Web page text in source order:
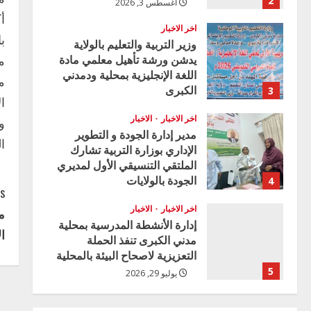
أغسطس 3, 2026
3
اخر الاخبار
وزير التربية والتعليم بالولاية
يدشن ورشة تأهيل معلمي مادة
اللغة الإنجليزية بمحلية ودمدني
الكبرى
4
اخر الاخبار الاخبار
مدير إدارة الجودة و التطوير
الإداري بوزارة التربية تشارك
الملتقي التنسيقي الأول لمديري
الجودة بالولايات
5
اخر الاخبار الاخبار
إدارة الأنشطة المدرسية بمحلية
مدني الكبرى تنفذ الحملة
التعزيزية لاصحاح البيئة بالمحلية
يوليو 29, 2026